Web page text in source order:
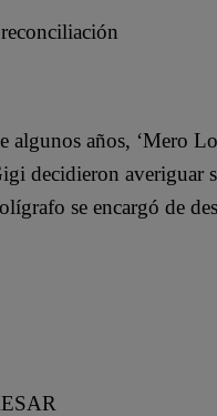
algunos años, ‘Mero
decidieron averiguar
se encargó de